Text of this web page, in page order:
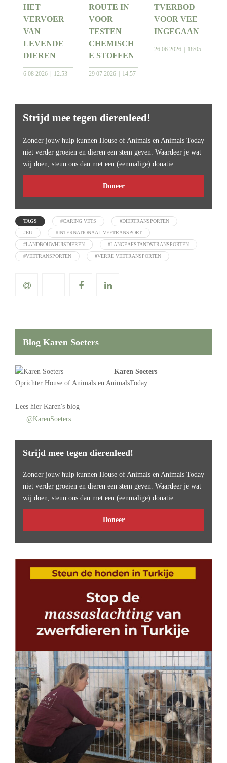
HET
VERVOER
VAN
LEVENDE
DIEREN
6 08 2026 12:53
ROUTE IN
VOOR
TESTEN
CHEMISCH
E STOFFEN
29 07 2026 14:57
TVERBOD
VOOR VEE
INGEGAAN
26 06 2026 18:05
Strijd mee tegen dierenleed!
Zonder jouw hulp kunnen House of Animals en Animals Today
niet verder groeien en dieren een stem geven. Waardeer je wat
wij doen, steun ons dan met een (eenmalige) donatie.
Doneer
TAGS #CARING VETS #DIERTRANSPORTEN
#EU #INTERNATIONAAL VEETRANSPORT
#LANDBOUWHUISDIEREN #LANGEAFSTANDSTRANSPORTEN
#VEETRANSPORTEN #VERRE VEETRANSPORTEN
Blog Karen Soeters
Karen Soeters
Oprichter House of Animals en AnimalsToday
Lees hier Karen's blog
@KarenSoeters
Strijd mee tegen dierenleed!
Zonder jouw hulp kunnen House of Animals en Animals Today
niet verder groeien en dieren een stem geven. Waardeer je wat
wij doen, steun ons dan met een (eenmalige) donatie.
Doneer